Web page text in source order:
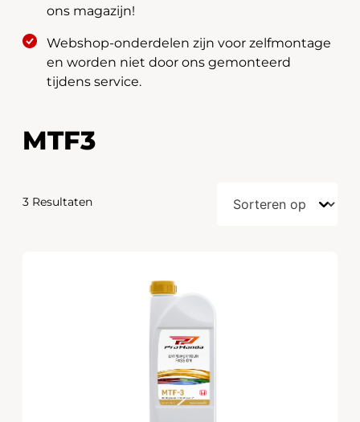
ons magazijn!
Webshop-onderdelen zijn voor zelfmontage
en worden niet door ons gemonteerd
tijdens service.
MTF3
3 Resultaten